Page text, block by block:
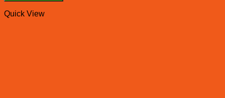
Quick View